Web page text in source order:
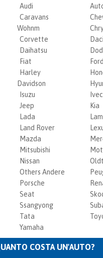
Audi
Caravans
Wohnm
Corvette
Daihatsu
Fiat
Ford
Harley
Davidson
Isuzu
Jeep
Kia
Lada
Land Rover
Mazda
Mitsubishi
Nissan
Others Andere
Porsche
Seat
Ssangyong
Tata
Yamaha
COSTA UN'AUTO?